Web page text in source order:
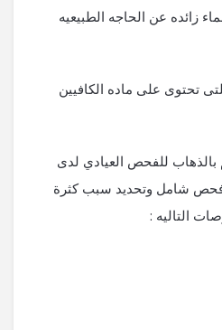
زائده عن الحاجه الطبيعيه
تحتوى على ماده الكافيين
بالذهاب للفحص العيادي لدى
فحص شامل وتحديد سبب كثرة
التاليه :